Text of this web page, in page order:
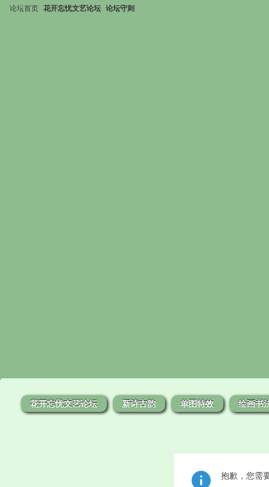
论坛首页 花开忘忧文艺论坛 论坛守则
花开忘忧文艺论坛 新诗古韵 单图特效 绘画书
抱歉，您需